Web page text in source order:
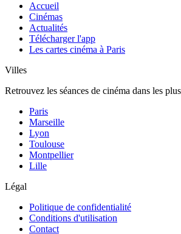
Accueil
Cinémas
Actualités
Télécharger l'app
Les cartes cinéma à Paris
Villes
Retrouvez les séances de cinéma dans les
Paris
Marseille
Lyon
Toulouse
Montpellier
Lille
Légal
Politique de confidentialité
Conditions d'utilisation
Contact